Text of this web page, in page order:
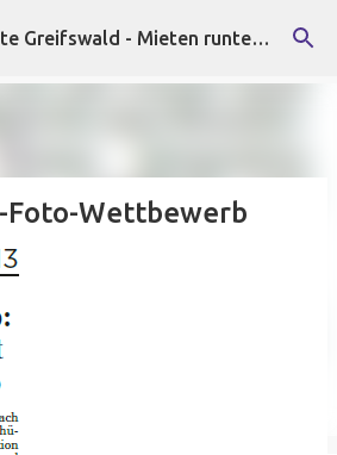
zum Hauptbereich Alternative Liste Greifswald - Mieten runter, Faschist*innen raus!
Wettbewerb